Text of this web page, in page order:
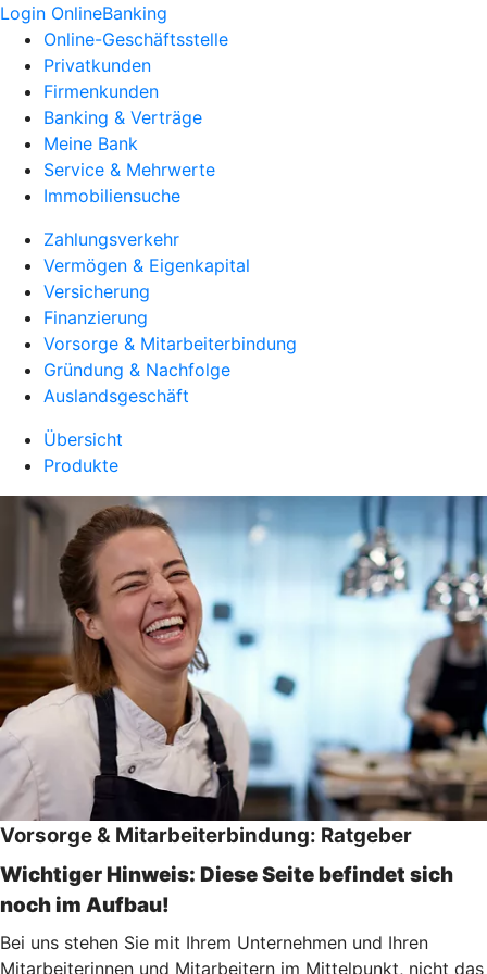
Login OnlineBanking
Online-Geschäftsstelle
Privatkunden
Firmenkunden
Banking & Verträge
Meine Bank
Service & Mehrwerte
Immobiliensuche
Zahlungsverkehr
Vermögen & Eigenkapital
Versicherung
Finanzierung
Vorsorge & Mitarbeiterbindung
Gründung & Nachfolge
Auslandsgeschäft
Übersicht
Produkte
Vorsorge & Mitarbeiterbindung: Ratgeber
Wichtiger Hinweis: Diese Seite befindet sich
noch im Aufbau!
Bei uns stehen Sie mit Ihrem Unternehmen und Ihren
Mitarbeiterinnen und Mitarbeitern im Mittelpunkt, nicht das